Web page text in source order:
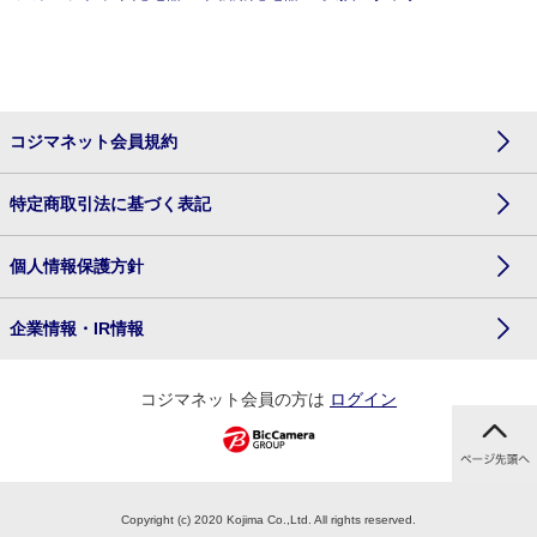
コジマネット会員規約
特定商取引法に基づく表記
個人情報保護方針
企業情報・IR情報
コジマネット会員の方は ログイン
Copyright (c) 2020 Kojima Co.,Ltd. All rights reserved.